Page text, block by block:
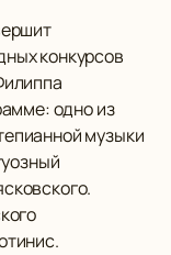
конкурсов
одно из
музыки